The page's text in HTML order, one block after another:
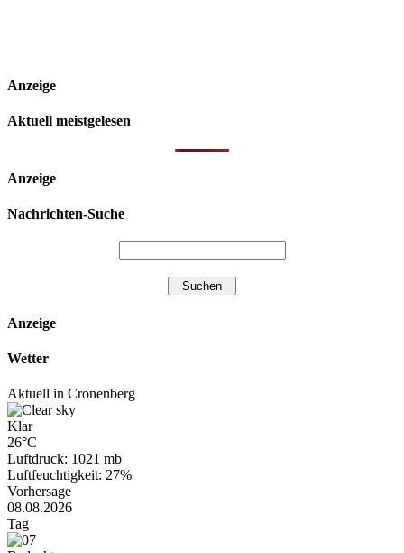
Anzeige
Aktuell meistgelesen
Anzeige
Nachrichten-Suche
Anzeige
Wetter
Aktuell in Cronenberg
Klar
26°C
Luftdruck: 1021 mb
Luftfeuchtigkeit: 27%
Vorhersage
08.08.2026
Tag